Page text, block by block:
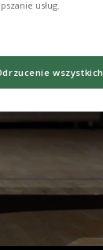
usług.
wszystkich